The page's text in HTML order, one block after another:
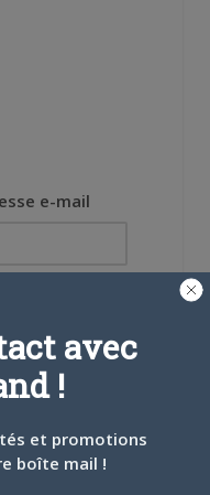
e-mail
avec
!
et promotions
boîte mail !